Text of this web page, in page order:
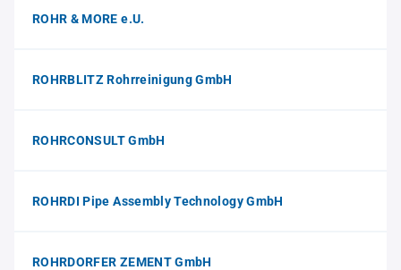
ROHR & MORE e.U.
ROHRBLITZ Rohrreinigung GmbH
ROHRCONSULT GmbH
ROHRDI Pipe Assembly Technology GmbH
ROHRDORFER ZEMENT GmbH